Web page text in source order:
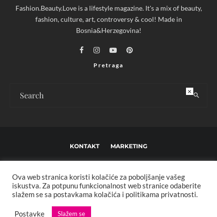
Fashion.Beauty.Love is a lifestyle magazine. It's a mix of beauty,
fashion, culture, art, controversy & cool! Made in
Bosnia&Herzegovina!
Pretraga
KONTAKT MARKETING
IMPRESSUM O NAMA
Copyright © 2013 - 2025 FBL creative. Sva prava zadržana. Developed by:
Ova web stranica koristi kolačiće za poboljšanje vašeg
iskustva. Za potpunu funkcionalnost web stranice odaberite
slažem se sa postavkama kolačića i politikama privatnosti.
Postavke Slažem se
×